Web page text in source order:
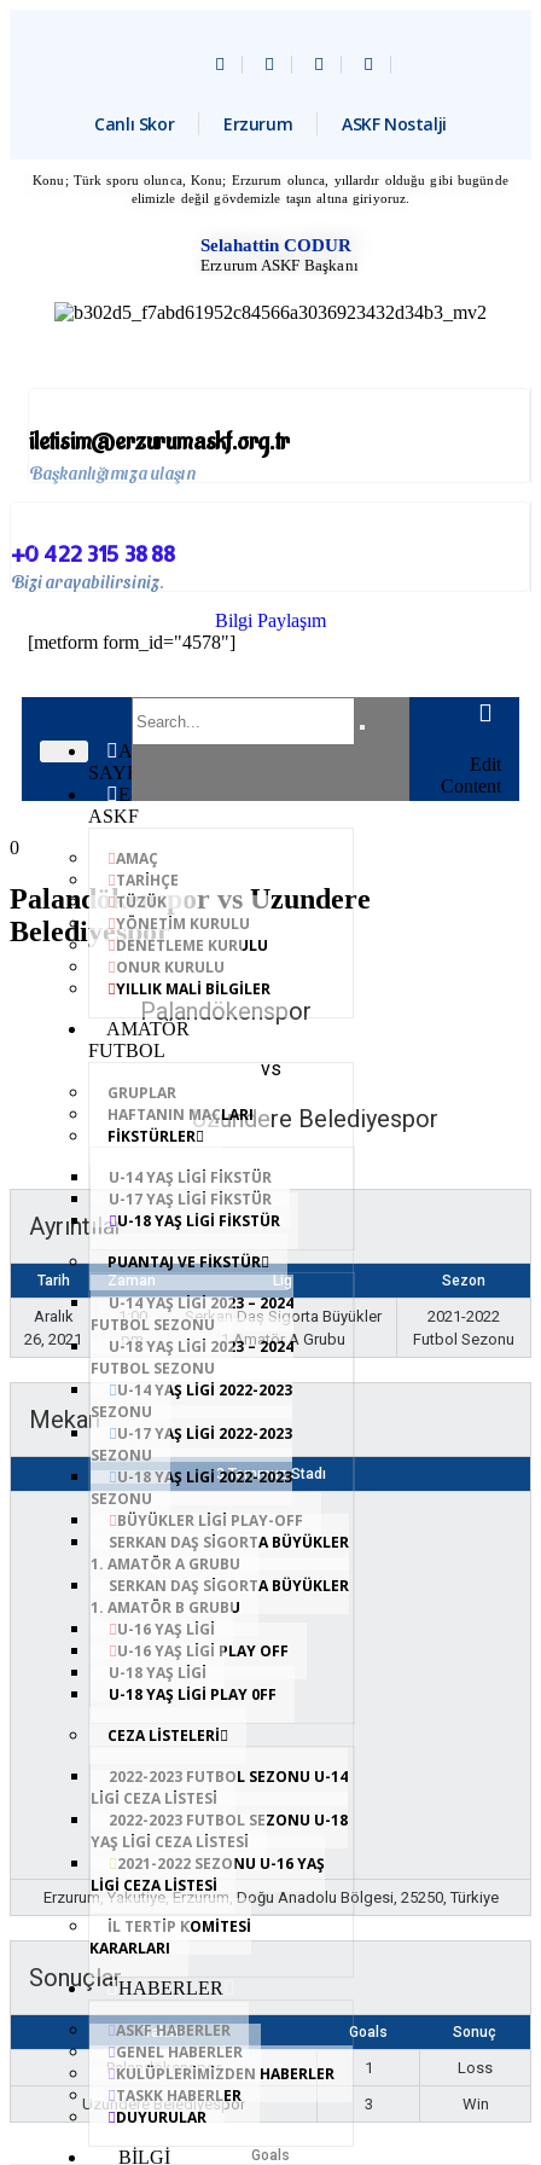
Canlı Skor Erzurum ASKF Nostalji
Konu; Türk sporu olunca, Konu; Erzurum olunca, yıllardır olduğu gibi bugünde
elimizle değil gövdemizle taşın altına giriyoruz.
Selahattin CODUR
Erzurum ASKF Başkanı
iletisim@erzurumaskf.org.tr
Başkanlığımıza ulaşın
+0 422 315 38 88
Bizi arayabilirsiniz.
Bilgi Paylaşım
[metform form_id="4578"]
ANA
SAYFA
E-
ASKF
AMAÇ
TARİHÇE
TÜZÜK
YÖNETİM KURULU
DENETLEME KURULU
ONUR KURULU
YILLIK MALİ BİLGİLER
AMATÖR
FUTBOL
GRUPLAR
HAFTANIN MAÇLARI
FİKSTÜRLER
U-14 YAŞ LİGİ FİKSTÜR
U-17 YAŞ LİGİ FİKSTÜR
U-18 YAŞ LİGİ FİKSTÜR
PUANTAJ VE FİKSTÜR
U-14 YAŞ LİGİ 2023 – 2024
FUTBOL SEZONU
U-18 YAŞ LİGİ 2023 – 2024
FUTBOL SEZONU
U-14 YAŞ LİGİ 2022-2023
SEZONU
U-17 YAŞ LİGİ 2022-2023
SEZONU
U-18 YAŞ LİGİ 2022-2023
SEZONU
BÜYÜKLER LİGİ PLAY-OFF
SERKAN DAŞ SIGORTA BÜYÜKLER
1. AMATÖR A GRUBU
SERKAN DAŞ SIGORTA BÜYÜKLER
1. AMATÖR B GRUBU
U-16 YAŞ LİGİ
U-16 YAŞ LIGI PLAY OFF
U-18 YAŞ LIGI
U-18 YAŞ LİGİ PLAY 0FF
CEZA LİSTELERİ
2022-2023 FUTBOL SEZONU U-14
LİGİ CEZA LİSTESİ
2022-2023 FUTBOL SEZONU U-18
YAŞ LİGİ CEZA LİSTESİ
2021-2022 SEZONU U-16 YAŞ
LİGİ CEZA LİSTESİ
İL TERTİP KOMİTESİ
KARARLARI
HABERLER
ASKF HABERLER
GENEL HABERLER
KULÜPLERİMİZDEN HABERLER
TASKK HABERLER
DUYURULAR
BİLGİ
Edit
Content
0
Palandökenspor vs Uzundere
Belediyespor
Palandökenspor
vs
Uzundere Belediyespor
Ayrıntılar
Tarih Zaman Lig Sezon
Aralık
26, 2021
1:00
pm
Serkan Daş Sigorta Büyükler
1.Amatör A Grubu
2021-2022
Futbol Sezonu
Mekan
3 Temmuz Stadı
Erzurum, Yakutiye, Erzurum, Doğu Anadolu Bölgesi, 25250, Türkiye
Sonuçlar
Takım Goals Sonuç
Palandökenspor 1
Loss
Uzundere Belediyespor
3 Win
Goals